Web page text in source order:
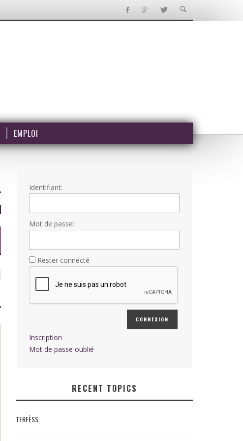
EMPLOI
Identifiant:
Mot de passe:
Rester connecté
CONNEXION
Inscription
Mot de passe oublié
RECENT TOPICS
TERFÈSS